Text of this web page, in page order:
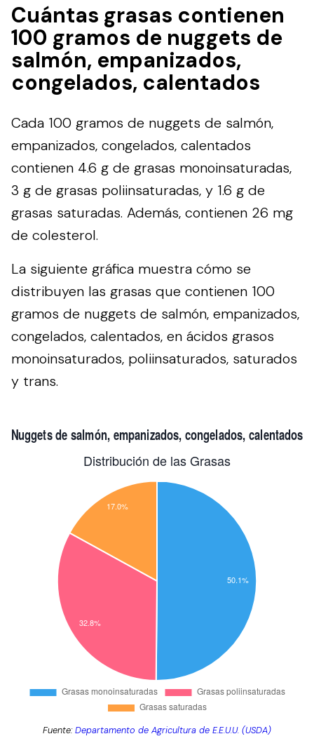
Cuántas grasas contienen
100 gramos de nuggets de
salmón, empanizados,
congelados, calentados
Cada 100 gramos de nuggets de salmón,
empanizados, congelados, calentados
contienen 4.6 g de grasas monoinsaturadas,
3 g de grasas poliinsaturadas, y 1.6 g de
grasas saturadas. Además, contienen 26 mg
de colesterol.
La siguiente gráfica muestra cómo se
distribuyen las grasas que contienen 100
gramos de nuggets de salmón, empanizados,
congelados, calentados, en ácidos grasos
monoinsaturados, poliinsaturados, saturados
y trans.
Fuente:Departamento de Agricultura de E.E.U.U. (USDA)